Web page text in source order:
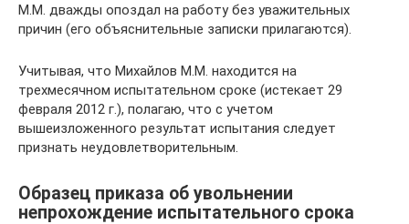
М.М. дважды опоздал на работу без уважительных
причин (его объяснительные записки прилагаются).
Учитывая, что Михайлов М.М. находится на
трехмесячном испытательном сроке (истекает 29
февраля 2012 г.), полагаю, что с учетом
вышеизложенного результат испытания следует
признать неудовлетворительным.
Образец приказа об увольнении
непрохождение испытательного срока